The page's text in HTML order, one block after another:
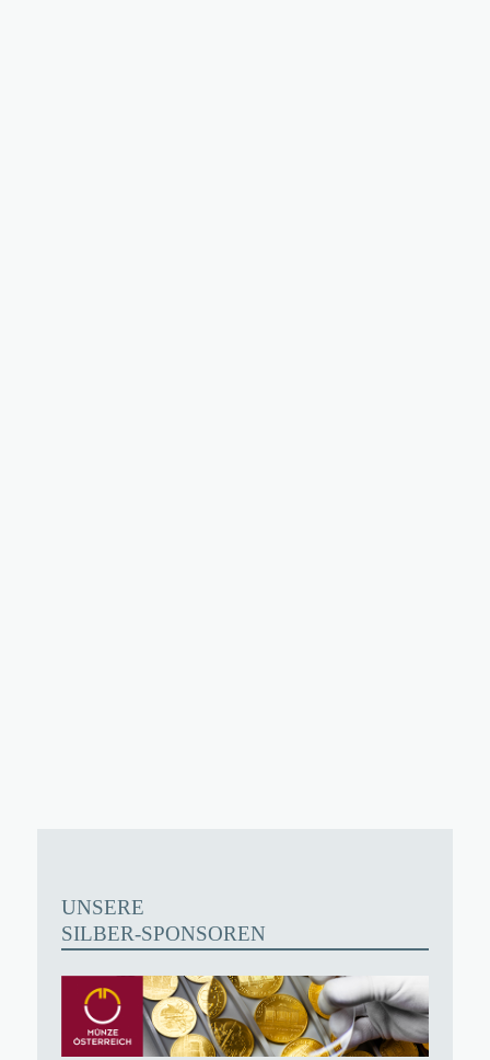
UNSERE
SILBER-SPONSOREN